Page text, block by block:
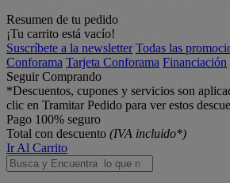
Resumen de tu pedido
¡Tu carrito está vacío!
Suscríbete a la newsletter Todas las
Conforama Tarjeta Conforama Financiación
Seguir Comprando
*Descuentos, cupones y servicios son
clic en Tramitar Pedido para ver estos
Pago 100% seguro
Total con descuento (IVA incluido*)
Ir Al Carrito